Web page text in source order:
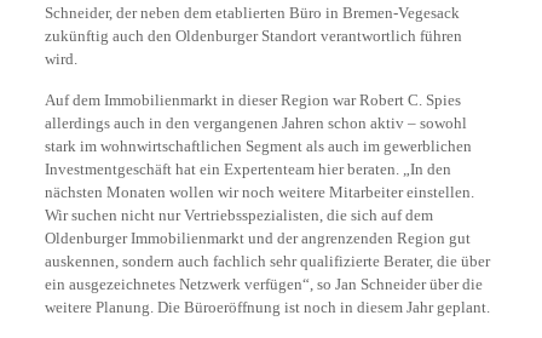
Schneider, der neben dem etablierten Büro in Bremen-Vegesack
zukünftig auch den Oldenburger Standort verantwortlich führen
wird.
Auf dem Immobilienmarkt in dieser Region war Robert C. Spies
allerdings auch in den vergangenen Jahren schon aktiv – sowohl
stark im wohnwirtschaftlichen Segment als auch im gewerblichen
Investmentgeschäft hat ein Expertenteam hier beraten. „In den
nächsten Monaten wollen wir noch weitere Mitarbeiter einstellen.
Wir suchen nicht nur Vertriebsspezialisten, die sich auf dem
Oldenburger Immobilienmarkt und der angrenzenden Region gut
auskennen, sondern auch fachlich sehr qualifizierte Berater, die über
ein ausgezeichnetes Netzwerk verfügen“, so Jan Schneider über die
weitere Planung. Die Büroeröffnung ist noch in diesem Jahr geplant.